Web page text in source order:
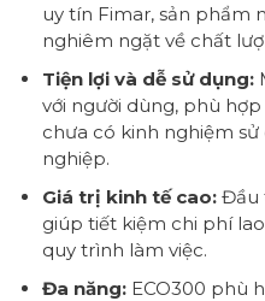
uy tín Fimar, sản phẩm
nghiêm ngặt về chất
Tiện lợi và dễ sử dụng:
với người dùng, phù
chưa có kinh nghiệm
nghiệp.
Giá trị kinh tế cao:Đầu
giúp tiết kiệm chi phí
quy trình làm việc.
Đa năng:ECO300 phù